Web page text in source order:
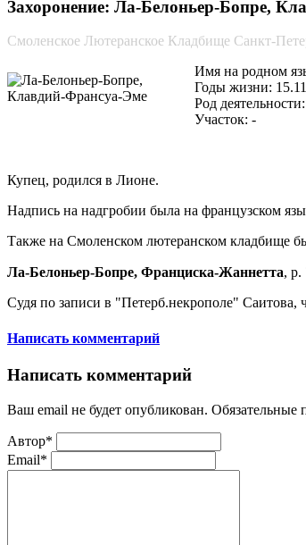
Захоронение: Ла-Белоньер-Бопре,
Смоленское Лютеранское Кладбище Санкт-
Имя на родном
Годы жизни:
Род
Участок: -
Купец, родился в Лионе.
Надпись на надгробии была на французском
Также на Смоленском лютеранском кладбище
Ла-Белоньер-Бопре, Франциска-Жаннетта, р.
Судя по записи в "Петерб.некрополе" Саитова,
Написать комментарий
Написать комментарий
Ваш email не будет опубликован.
Автор*
Email*